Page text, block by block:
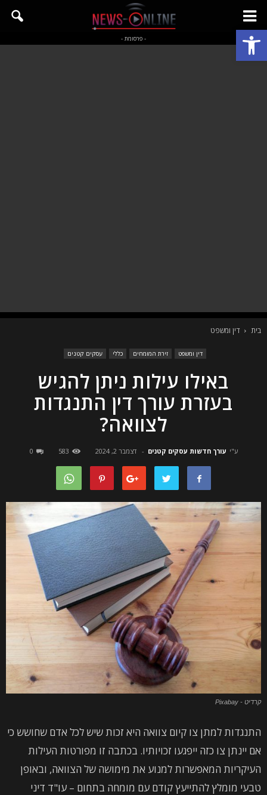
פתח סרגל נגישות - פרסומת -
בית דין ומשפט
דין ומשפט זירת המומחים כללי עסקים קטנים
באילו עילות ניתן להגיש
בעזרת עורך דין התנגדות
לצוואה?
ע"י עורך חדשות עסקים קטנים - דצמבר 2, 2024 583
0
קרדיט - Pixabay
התנגדות למתן צו קיום צוואה היא זכות שיש לכל אדם שחושש כי
אם יינתן צו כזה ייפגעו זכויותיו. בכתבה זו מפורטות העילות
העיקריות המאפשרות למנוע את מימושה של הצוואה, ובאופן
טבעי מומלץ להתייעץ קודם עם מומחה בתחום – עו"ד דיני